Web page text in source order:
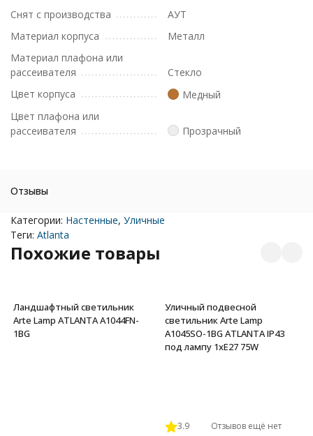
Снят с производства
АУТ
Материал корпуса
Металл
Материал плафона или
рассеивателя
Стекло
Цвет корпуса
Медный
Цвет плафона или
рассеивателя
Прозрачный
Отзывы
Категории: Настенные, Уличные
Теги: Atlanta
Похожие товары
Ландшафтный светильник
Arte Lamp ATLANTA A1044FN-
1BG
Уличный подвесной
светильник Arte Lamp
A1045SO-1BG ATLANTA IP43
под лампу 1xE27 75W
3.9 Отзывов ещё нет